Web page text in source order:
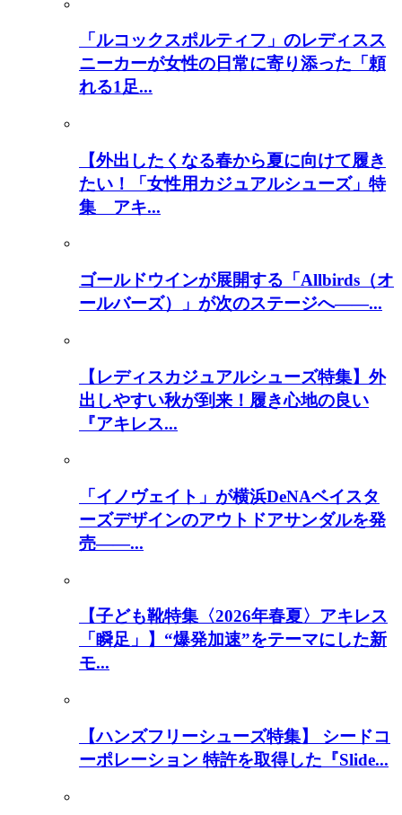
「ルコックスポルティフ」のレディスス
ニーカーが女性の日常に寄り添った「頼
れる1足...
【外出したくなる春から夏に向けて履き
たい！「女性用カジュアルシューズ」特
集 アキ...
ゴールドウインが展開する「Allbirds（オ
ールバーズ）」が次のステージへ――...
【レディスカジュアルシューズ特集】外
出しやすい秋が到来！履き心地の良い
『アキレス...
「イノヴェイト」が横浜DeNAベイスタ
ーズデザインのアウトドアサンダルを発
売――...
【子ども靴特集〈2026年春夏〉アキレス
「瞬足」】“爆発加速”をテーマにした新
モ...
【ハンズフリーシューズ特集】 シードコ
ーポレーション 特許を取得した『Slide...